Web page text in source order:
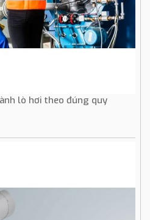
lò hơi theo đúng quy